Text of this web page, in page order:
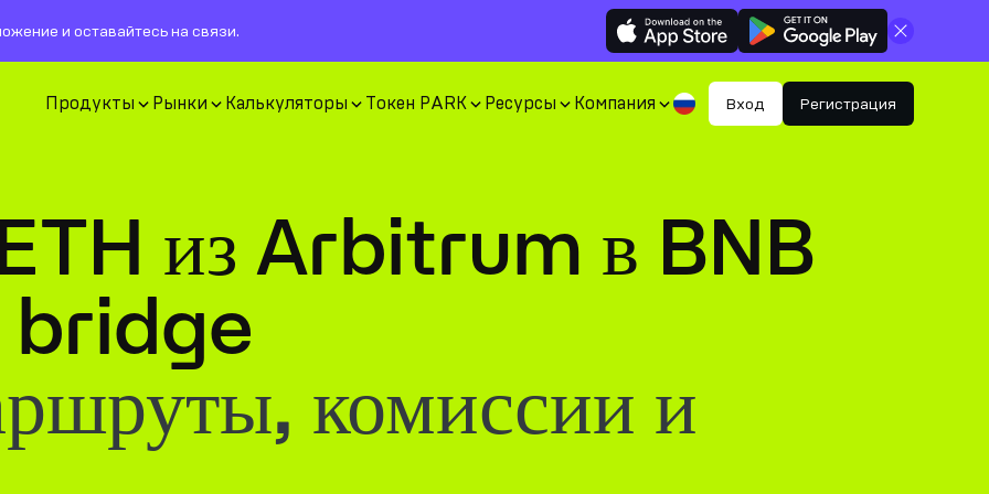
и оставайтесь на связи. Закрыть
Продукты Рынки Калькуляторы Токен PARK Ресурсы Компания Вход Регистрация
из Arbitrum в BNB
bridge
комиссии и